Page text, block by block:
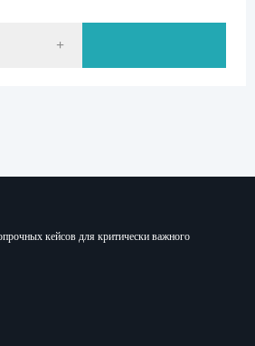
+
кейсов для критически важного